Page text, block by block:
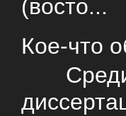
(восто...
Кое-что
Среди